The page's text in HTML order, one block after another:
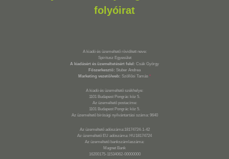
folyóirat
A kiadó és üzemeltető rövidített neve:
Spiritusz Egyesület
A kiadásért és üzemeltetésért felel: Csák György
Főszerkesztő: Stuber Andrea
Marketing vezető/web: Szöllősi Tamás *
A kiadó és üzemeltető székhelye:
1101 Budapest Pongrác köz 5.
Az üzemeltető postacíme:
1101 Budapest Pongrác köz 5.
Az üzemeltető bírósági nyilvántartási száma: 9640
Az üzemeltető adószáma:18174724-1-42
Az üzemeltető EU adószáma: HU18174724
Az üzemeltető bankszámlaszáma:
Magnet Bank
16200175-11534062-00000000